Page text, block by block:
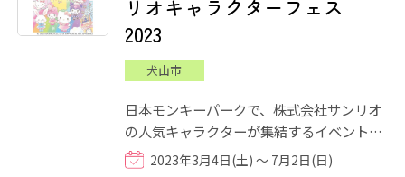
リオキャラクターフェス
2023
犬山市
日本モンキーパークで、株式会社サンリオ
の人気キャラクターが集結するイベント
「サンリオキャラクターフェス｣が開催さ
2023年3月4日(土) ～ 7月2日(日)